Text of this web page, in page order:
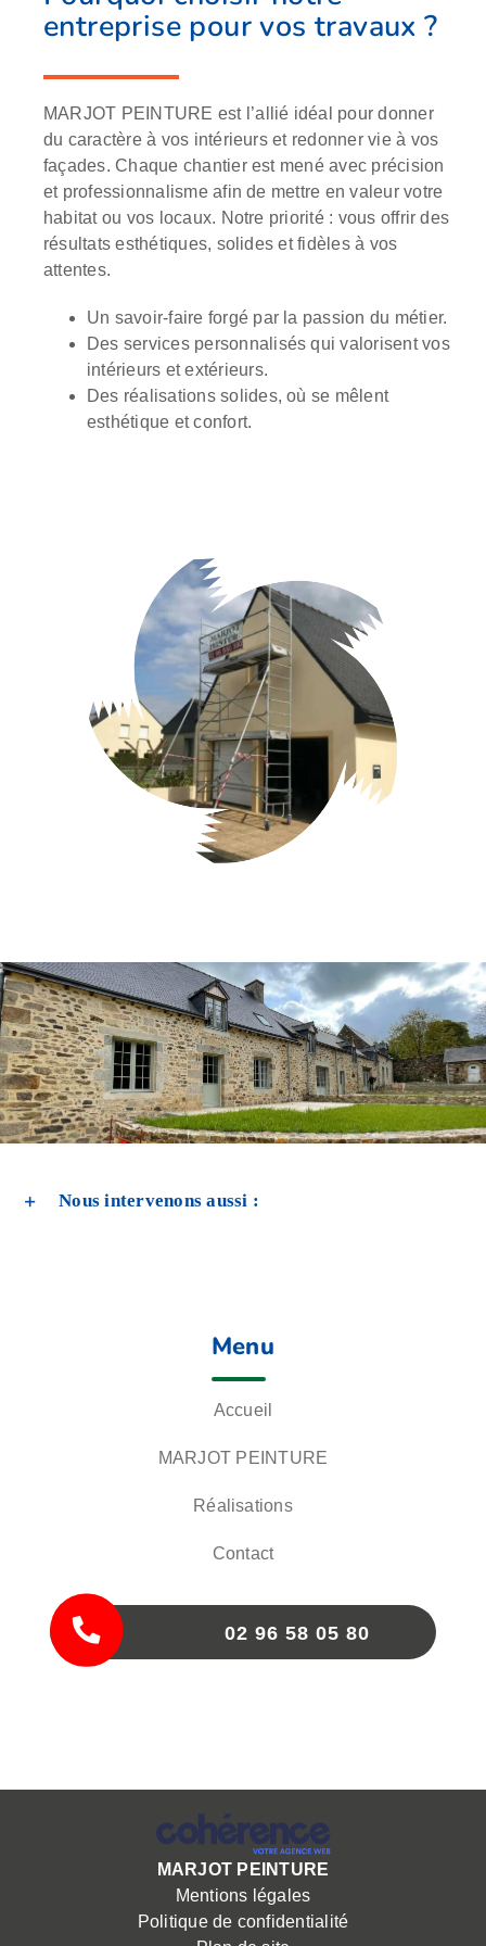
entreprise pour vos travaux ?
MARJOT PEINTURE est l’allié idéal pour donner
du caractère à vos intérieurs et redonner vie à vos
façades. Chaque chantier est mené avec précision
et professionnalisme afin de mettre en valeur votre
habitat ou vos locaux. Notre priorité : vous offrir des
résultats esthétiques, solides et fidèles à vos
attentes.
Un savoir-faire forgé par la passion du métier.
Des services personnalisés qui valorisent vos
intérieurs et extérieurs.
Des réalisations solides, où se mêlent
esthétique et confort.
Nous intervenons aussi :
Menu
Accueil
MARJOT PEINTURE
Réalisations
Contact
02 96 58 05 80
MARJOT PEINTURE
Mentions légales
Politique de confidentialité